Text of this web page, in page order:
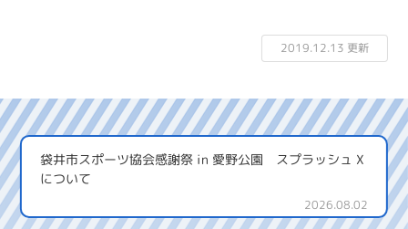
2019.12.13 更新
袋井市スポーツ協会感謝祭 in 愛野公園 スプラッシュ X
について
2026.08.02